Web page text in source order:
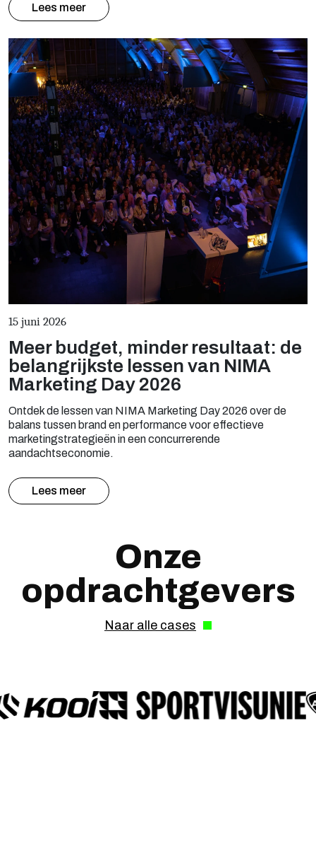
Lees meer
15 juni 2026
Meer budget, minder resultaat: de
belangrijkste lessen van NIMA
Marketing Day 2026
Ontdek de lessen van NIMA Marketing Day 2026 over de
balans tussen brand en performance voor effectieve
marketingstrategieën in een concurrerende
aandachtseconomie.
Lees meer
Onze
opdrachtgevers
Naar alle cases